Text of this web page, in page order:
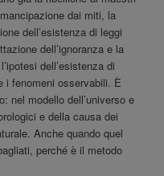
dai miti, la
dell’esistenza di leggi
dell’ignoranza e la
dell’esistenza di
i fenomeni osservabili. È
nel modello dell’universo e
e della causa dei
Anche quando quel
perché è il metodo